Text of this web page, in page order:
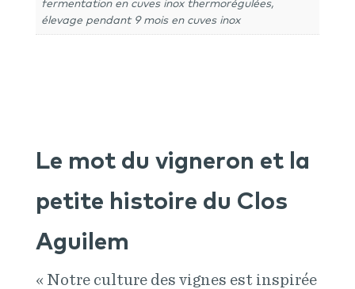
fermentation en cuves inox thermorégulées,
élevage pendant 9 mois en cuves inox
Le mot du vigneron et la
petite histoire du Clos
Aguilem
« Notre culture des vignes est inspirée